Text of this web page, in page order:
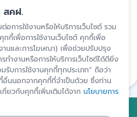
รองเงินฝาก
สคฝ.
อการใช้งานหรือให้บริการเว็บไซต์ รวม
กี้เพื่อการใช้งานเว็บไซต์ คุกกี้เพื่อ
งานและการโฆษณา) เพื่อช่วยปรับปรุง
ทำงานหรือการให้บริการเว็บไซต์ได้ดียิ่ง
บการใช้งานคุกกี้ทุกประเภท” ถือว่า
อื่นนอกจากคุกกี้ที่จำเป็นด้วย ซึ่งท่าน
กี่ยวกับคุกกี้เพิ่มเติมได้จาก นโยบายการ